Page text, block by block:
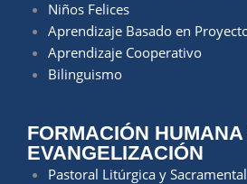
Niños Felices
Aprendizaje Basado en
Aprendizaje Cooperativo
Bilinguismo
FORMACIÓN HUMANA
EVANGELIZACIÓN
Pastoral Litúrgica y Sacramental